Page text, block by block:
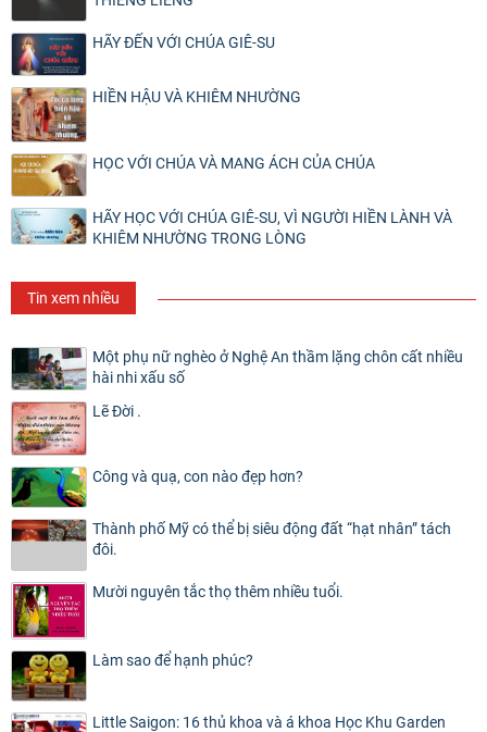
HÃY ĐẾN VỚI CHÚA GIÊ-SU
HIỀN HẬU VÀ KHIÊM NHƯỜNG
HỌC VỚI CHÚA VÀ MANG ÁCH CỦA CHÚA
HÃY HỌC VỚI CHÚA GIÊ-SU, VÌ NGƯỜI HIỀN LÀNH VÀ
KHIÊM NHƯỜNG TRONG LÒNG
Tin xem nhiều
Một phụ nữ nghèo ở Nghệ An thầm lặng chôn cất nhiều
hài nhi xấu số
Lẽ Đời .
Công và quạ, con nào đẹp hơn?
Thành phố Mỹ có thể bị siêu động đất “hạt nhân” tách
đôi.
Mười nguyên tắc thọ thêm nhiều tuổi.
Làm sao để hạnh phúc?
Little Saigon: 16 thủ khoa và á khoa Học Khu Garden